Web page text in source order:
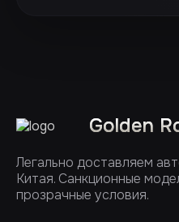
Golden
Легально доставляем
Китая. Санкционные
прозрачные условия.